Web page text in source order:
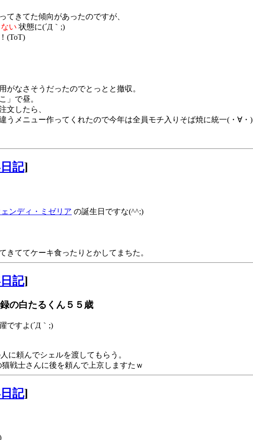
てきてた傾向があったのですが、
い 状態に(´Д｀;)
(ToT)
がなさそうだったのでとっとと撤収。
」で昼。
文したら、
うメニュー作ってくれたので今年は全員モチ入りそば焼に統一(・∀・)
記]
ェンディ・ミゼリア の誕生日ですな(^^;)
きててケーキ食ったりとかしてまちた。
記]
の白たるくん５５歳
ですよ(´Д｀;)
に頼んでシェルを渡してもらう。
戦士さんに後を頼んで上京しますたｗ
記]